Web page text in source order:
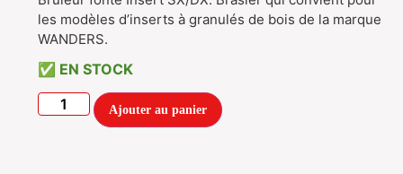
les modèles d’inserts à granulés de bois de la marque
WANDERS.
EN STOCK
Ajouter au panier